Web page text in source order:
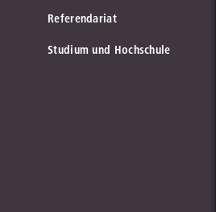
Referendariat
Studium und Hochschule